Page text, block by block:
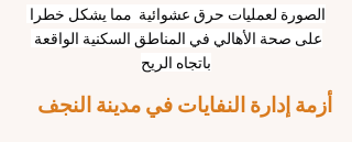
الصورة لعمليات حرق عشوائية  مما يشكل خطرا
على صحة الأهالي في المناطق السكنية الواقعة
باتجاه الريح
أزمة إدارة النفايات في مدينة النجف